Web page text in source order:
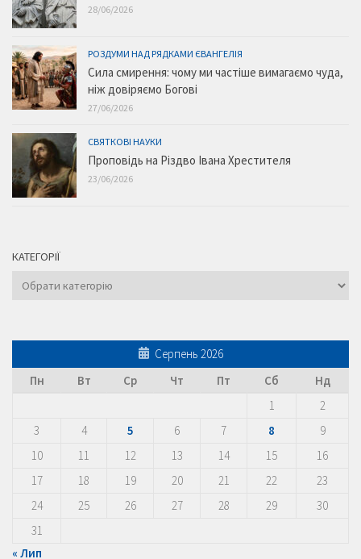
28/06/2026
РОЗДУМИ НАД РЯДКАМИ ЄВАНГЕЛІЯ
Сила смирення: чому ми частіше вимагаємо чуда,
ніж довіряємо Богові
27/06/2026
СВЯТКОВІ НАУКИ
Проповідь на Різдво Івана Хрестителя
23/06/2026
КАТЕГОРІЇ
Категорії
Серпень 2026
Пн
Вт Ср Чт Пт Сб
Нд
1
2
3
4 5 6 7 8
9
10
11 12 13 14 15
16
17
18 19 20 21 22
23
24
25 26 27 28 29
30
31
« Лип